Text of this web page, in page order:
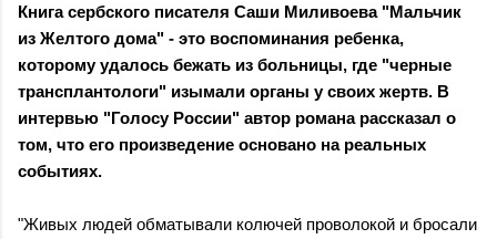
Книга сербского писателя Саши Миливоева "Мальчик
из Желтого дома" - это воспоминания ребенка,
которому удалось бежать из больницы, где "черные
трансплантологи" изымали органы у своих жертв. В
интервью "Голосу России" автор романа рассказал о
том, что его произведение основано на реальных
событиях.
"Живых людей обматывали колючей проволокой и бросали